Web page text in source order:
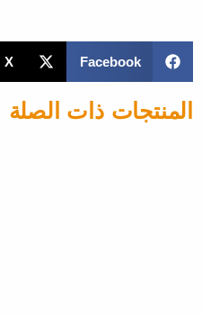
Facebook
X
المنتجات ذات الصلة